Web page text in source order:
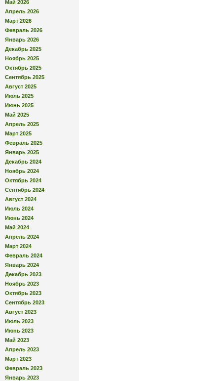
Май 2026
Апрель 2026
Март 2026
Февраль 2026
Январь 2026
Декабрь 2025
Ноябрь 2025
Октябрь 2025
Сентябрь 2025
Август 2025
Июль 2025
Июнь 2025
Май 2025
Апрель 2025
Март 2025
Февраль 2025
Январь 2025
Декабрь 2024
Ноябрь 2024
Октябрь 2024
Сентябрь 2024
Август 2024
Июль 2024
Июнь 2024
Май 2024
Апрель 2024
Март 2024
Февраль 2024
Январь 2024
Декабрь 2023
Ноябрь 2023
Октябрь 2023
Сентябрь 2023
Август 2023
Июль 2023
Июнь 2023
Май 2023
Апрель 2023
Март 2023
Февраль 2023
Январь 2023